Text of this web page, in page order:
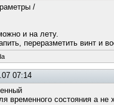
/
и на лету.
переразметить винт и
07:14
временного состояния а